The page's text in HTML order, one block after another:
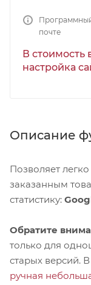
почте
В стоимость
настройка
Описание
Позволяет
заказанным
статистику:
Обратите
только для
старых версий.
ручная